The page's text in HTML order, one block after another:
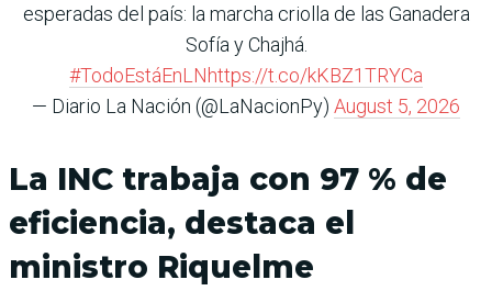
esperadas del país: la marcha criolla de las Ganadera
Sofía y Chajhá.
#TodoEstáEnLNhttps://t.co/kKBZ1TRYCa
— Diario La Nación (@LaNacionPy) August 5, 2026
La INC trabaja con 97 % de
eficiencia, destaca el
ministro Riquelme